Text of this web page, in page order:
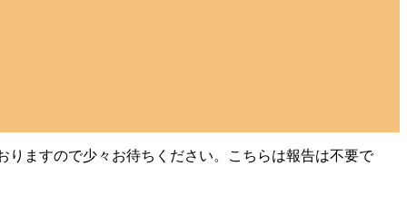
りますので少々お待ちください。こちらは報告は不要で